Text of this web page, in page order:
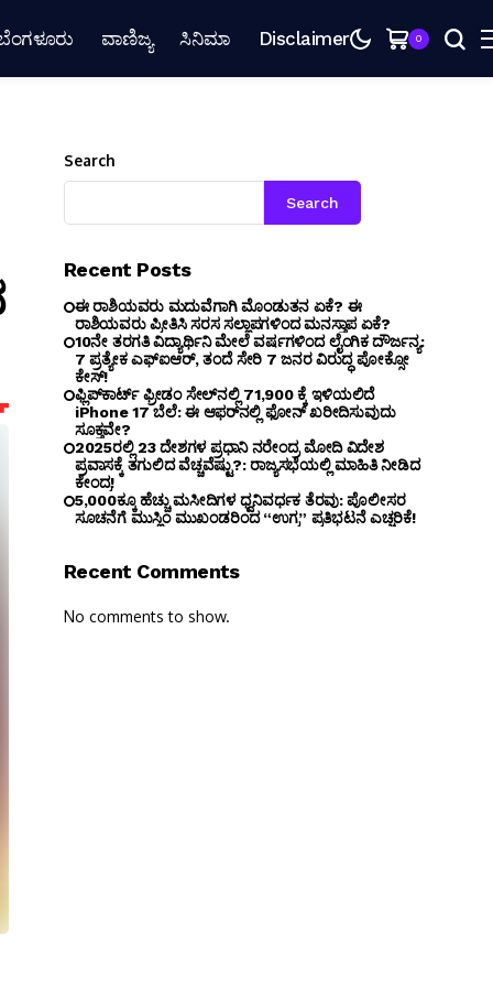
ವಾಣಿಜ್ಯ ಸಿನಿಮಾ Disclaimer 0
Search
Search
Recent Posts
ಈ ರಾಶಿಯವರು ಮದುವೆಗಾಗಿ ಮೊಂಡುತನ ಏಕೆ? ಈ
ರಾಶಿಯವರು ಪ್ರೀತಿಸಿ ಸರಸ ಸಲ್ಲಾಪಗಳಿಂದ ಮನಸ್ತಾಪ ಏಕೆ?
10ನೇ ತರಗತಿ ವಿದ್ಯಾರ್ಥಿನಿ ಮೇಲೆ ವರ್ಷಗಳಿಂದ ಲೈಂಗಿಕ ದೌರ್ಜನ್ಯ:
7 ಪ್ರತ್ಯೇಕ ಎಫ್ಐಆರ್, ತಂದೆ ಸೇರಿ 7 ಜನರ ವಿರುದ್ಧ ಪೋಕ್ಸೋ
ಕೇಸ್!
ಫ್ಲಿಪ್‌ಕಾರ್ಟ್ ಫ್ರೀಡಂ ಸೇಲ್‌ನಲ್ಲಿ ₹71,900 ಕ್ಕೆ ಇಳಿಯಲಿದೆ
iPhone 17 ಬೆಲೆ: ಈ ಆಫರ್‌ನಲ್ಲಿ ಫೋನ್ ಖರೀದಿಸುವುದು
ಸೂಕ್ತವೇ?
2025ರಲ್ಲಿ 23 ದೇಶಗಳ ಪ್ರಧಾನಿ ನರೇಂದ್ರ ಮೋದಿ ವಿದೇಶ
ಪ್ರವಾಸಕ್ಕೆ ತಗುಲಿದ ವೆಚ್ಚವೆಷ್ಟು?: ರಾಜ್ಯಸಭೆಯಲ್ಲಿ ಮಾಹಿತಿ ನೀಡಿದ
ಕೇಂದ್ರ!
5,000ಕ್ಕೂ ಹೆಚ್ಚು ಮಸೀದಿಗಳ ಧ್ವನಿವರ್ಧಕ ತೆರವು: ಪೊಲೀಸರ
ಸೂಚನೆಗೆ ಮುಸ್ಲಿಂ ಮುಖಂಡರಿಂದ “ಉಗ್ರ” ಪ್ರತಿಭಟನೆ ಎಚ್ಚರಿಕೆ!
Recent Comments
No comments to show.